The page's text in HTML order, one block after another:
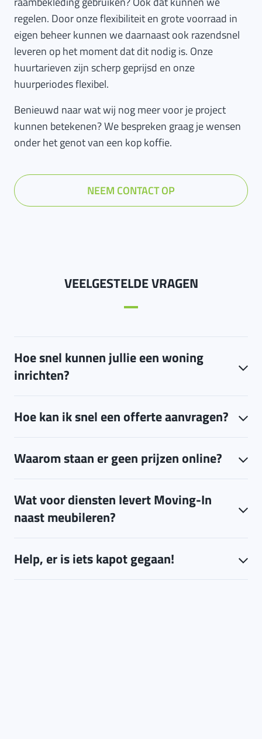
regelen. Door onze flexibiliteit en grote voorraad in
eigen beheer kunnen we daarnaast ook razendsnel
leveren op het moment dat dit nodig is. Onze
huurtarieven zijn scherp geprijsd en onze
huurperiodes flexibel.
Benieuwd naar wat wij nog meer voor je project
kunnen betekenen? We bespreken graag je wensen
onder het genot van een kop koffie.
NEEM CONTACT OP
VEELGESTELDE VRAGEN
Hoe snel kunnen jullie een woning
inrichten?
Hoe kan ik snel een offerte aanvragen?
Waarom staan er geen prijzen online?
Wat voor diensten levert Moving-In
naast meubileren?
Help, er is iets kapot gegaan!